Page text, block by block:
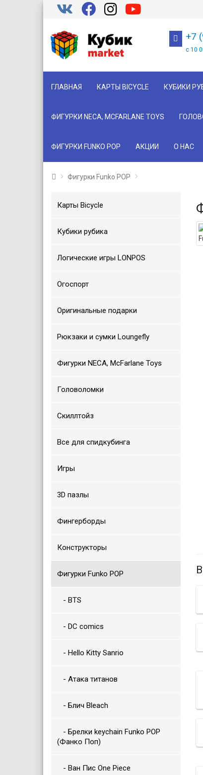
+7
с 10
ГЛАВНАЯ КАРТЫ BICYCLE КУБИКИ
ФИГУРКИ NECA, MCFARLANE TOYS
ФИГУРКИ FUNKO POP АКЦИИ О НАС
Фигурки Funko POP
Карты Bicycle
Кубики рубика
Логические игры LONPOS
Огоспорт
Оригинальные подарки
Рюкзаки и сумки Loungefly
Фигурки NECA, McFarlane Toys
Головоломки
Скиллтойз
Все для спидкубинга
Игры
3D пазлы
Фингерборды
Конструкторы
Фигурки Funko POP
- BTS
- DC comics
- Hello Kitty Sanrio
- Атака титанов
- Блич Bleach
- Брелки keychain Funko POP
(Фанко Поп)
- Ван Пис One Piece